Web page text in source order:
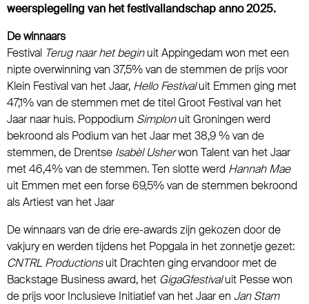
weerspiegeling van het festivallandschap anno 2025.
De winnaars
Festival Terug naar het beginuit Appingedam won met een
nipte overwinning van 37,5% van de stemmen de prijs voor
Klein Festival van het Jaar, Hello Festivaluit Emmen ging met
47,1% van de stemmen met de titel Groot Festival van het
Jaar naar huis. Poppodium Simplonuit Groningen werd
bekroond als Podium van het Jaar met 38,9 % van de
stemmen, de Drentse Isabèl Usherwon Talent van het Jaar
met 46,4% van de stemmen. Ten slotte werd Hannah Mae
uit Emmen met een forse 69,5% van de stemmen bekroond
als Artiest van het Jaar
De winnaars van de drie ere-awards zijn gekozen door de
vakjury en werden tijdens het Popgala in het zonnetje gezet:
CNTRL Productionsuit Drachten ging ervandoor met de
Backstage Business award, het GigaGfestivaluit Pesse won
de prijs voor Inclusieve Initiatief van het Jaar en Jan Stam